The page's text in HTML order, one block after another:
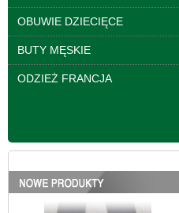
OBUWIE DZIECIĘCE
BUTY MĘSKIE
ODZIEŻ FRANCJA
Spodnie damskie
jeansy Roz 25-30, 1
Kolor Paczka 10 szt
61.00 zł